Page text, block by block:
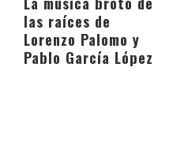
las raíces de
Lorenzo Palomo y
Pablo García López